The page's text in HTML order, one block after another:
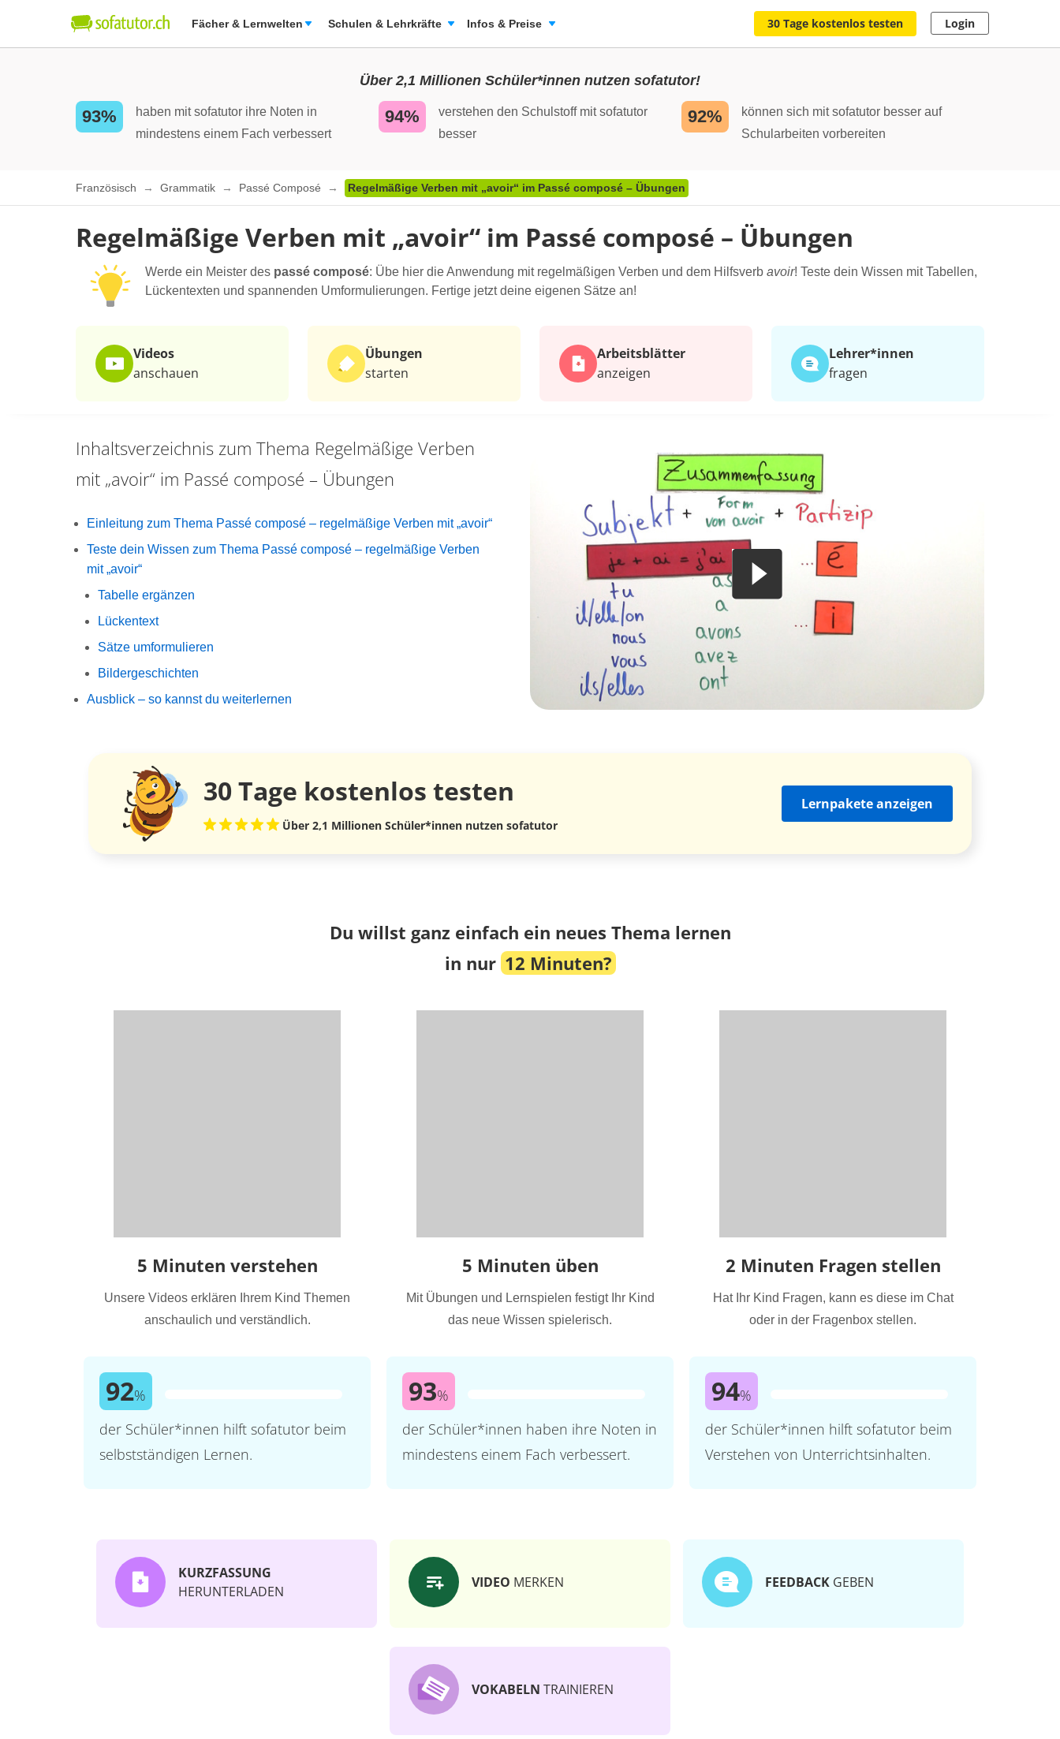
Fächer & Lernwelten Schulen & Lehrkräfte Infos & Preise 30 Tage kostenlos testen Login
Über 2,1 Millionen Schüler*innen nutzen sofatutor!
93%
haben mit sofatutor ihre Noten in
mindestens einem Fach verbessert
94%
verstehen den Schulstoff mit sofatutor
besser
92%
können sich mit sofatutor besser auf
Schularbeiten vorbereiten
Französisch Grammatik Passé Composé Regelmäßige Verben mit „avoir“ im Passé composé – Übungen
Regelmäßige Verben mit „avoir“ im Passé composé – Übungen
Werde ein Meister des passé composé: Übe hier die Anwendung mit regelmäßigen Verben und dem Hilfsverb avoir! Teste dein Wissen mit Tabellen,
Lückentexten und spannenden Umformulierungen. Fertige jetzt deine eigenen Sätze an!
Videos
anschauen
Übungen
starten
Arbeits­blätter
anzeigen
Lehrer*​innen
fragen
Inhaltsverzeichnis zum Thema Regelmäßige Verben
mit „avoir“ im Passé composé – Übungen
Einleitung zum Thema Passé composé – regelmäßige Verben mit „avoir“
Teste dein Wissen zum Thema Passé composé – regelmäßige Verben
mit „avoir“
Tabelle ergänzen
Lückentext
Sätze umformulieren
Bildergeschichten
Ausblick – so kannst du weiterlernen
30 Tage kostenlos testen
Über 2,1 Millionen Schüler*innen nutzen sofatutor
Lernpakete anzeigen
Du willst ganz einfach ein neues Thema lernen
in nur 12 Minuten?
5 Minuten verstehen
Unsere Videos erklären Ihrem Kind Themen
anschaulich und verständlich.
92%
der Schüler*innen hilft sofatutor beim
selbstständigen Lernen.
5 Minuten üben
Mit Übungen und Lernspielen festigt Ihr Kind
das neue Wissen spielerisch.
93%
der Schüler*innen haben ihre Noten in
mindestens einem Fach verbessert.
2 Minuten Fragen stellen
Hat Ihr Kind Fragen, kann es diese im Chat
oder in der Fragenbox stellen.
94%
der Schüler*innen hilft sofatutor beim
Verstehen von Unterrichtsinhalten.
KURZFASSUNG
HERUNTERLADEN
VIDEO MERKEN FEEDBACK GEBEN
VOKABELN TRAINIEREN